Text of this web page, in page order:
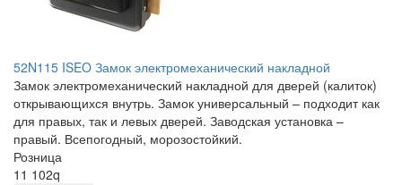
52N115 ISEO Замок электромеханический накладной
Замок электромеханический накладной для дверей (калиток)
открывающихся внутрь. Замок универсальный – подходит как
для правых, так и левых дверей. Заводская установка –
правый. Всепогодный, морозостойкий.
Розница
11 102q